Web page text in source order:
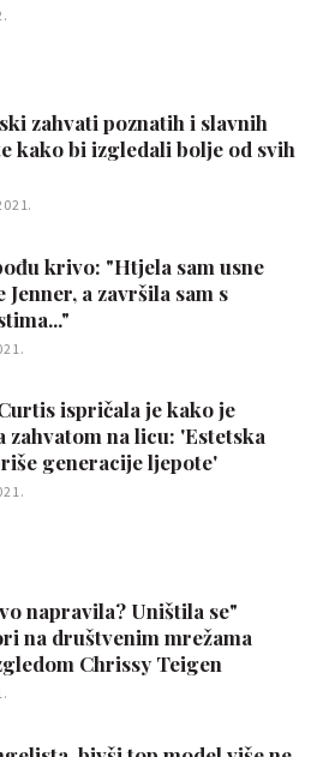
zahvati poznatih i slavnih
kako bi izgledali bolje od svih
krivo: "Htjela sam usne
a završila sam s
ispričala je kako je
zahvatom na licu: 'Estetska
generacije ljepote'
napravila? Uništila se"
na društvenim mrežama
Chrissy Teigen